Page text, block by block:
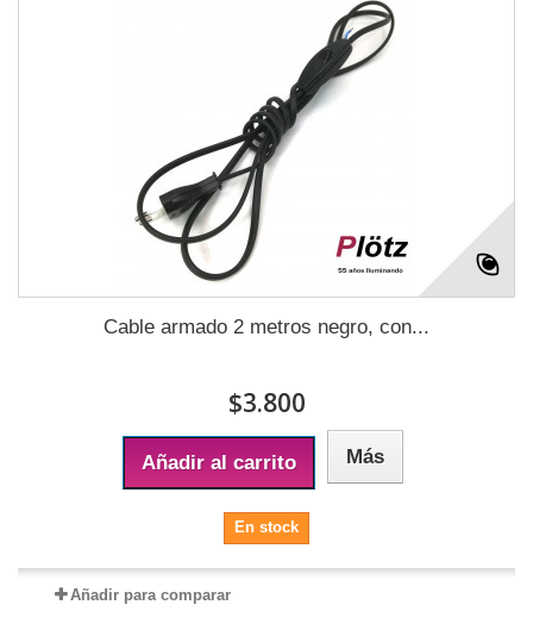
Cable armado 2 metros negro, con...
$3.800
Añadir al carrito Más
En stock
Añadir para comparar